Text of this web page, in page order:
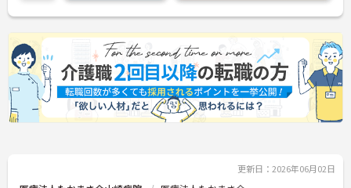
ご興味のある方には、面接対策ポイントなど、さら
に詳細をお話しいたしますので、お気軽にご相談く
ださい。
更新日：2026年06月02日